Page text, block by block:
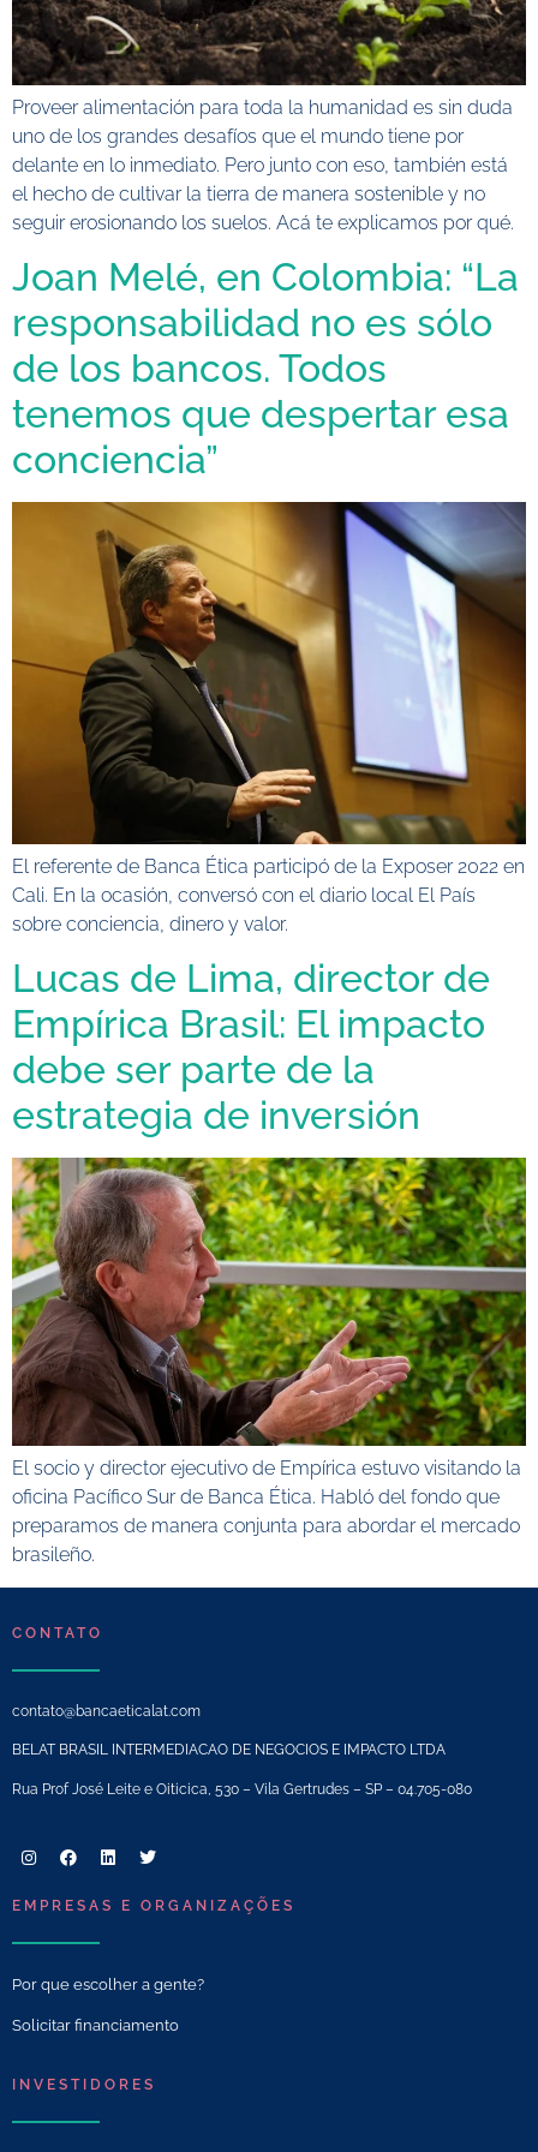
Proveer alimentación para toda la humanidad es sin duda
uno de los grandes desafíos que el mundo tiene por
delante en lo inmediato. Pero junto con eso, también está
el hecho de cultivar la tierra de manera sostenible y no
seguir erosionando los suelos. Acá te explicamos por qué.
Joan Melé, en Colombia: “La
responsabilidad no es sólo
de los bancos. Todos
tenemos que despertar esa
conciencia”
El referente de Banca Ética participó de la Exposer 2022 en
Cali. En la ocasión, conversó con el diario local El País
sobre conciencia, dinero y valor.
Lucas de Lima, director de
Empírica Brasil: El impacto
debe ser parte de la
estrategia de inversión
El socio y director ejecutivo de Empírica estuvo visitando la
oficina Pacífico Sur de Banca Ética. Habló del fondo que
preparamos de manera conjunta para abordar el mercado
brasileño.
CONTATO
contato@bancaeticalat.com
BELAT BRASIL INTERMEDIACAO DE NEGOCIOS E IMPACTO LTDA
Rua Prof José Leite e Oiticica, 530 – Vila Gertrudes – SP – 04.705-080
EMPRESAS E ORGANIZAÇÕES
Por que escolher a gente?
Solicitar financiamento
INVESTIDORES